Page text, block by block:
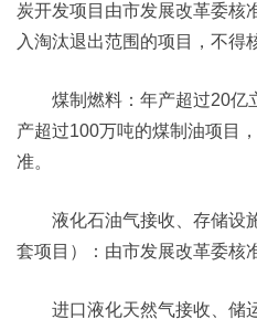
炭开发项目由市发展改革委核
入淘汰退出范围的项目，不得
煤制燃料：年产超过20亿
产超过100万吨的煤制油项目
准。
液化石油气接收、存储设
套项目）：由市发展改革委核
进口液化天然气接收、储运